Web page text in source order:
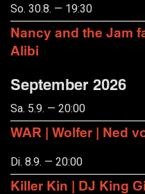
So. 30.8. — 19:30
Nancy and the Jam
Alibi
September 2026
Sa. 5.9. — 20:00
WAR | Wolfer | Ned
Di. 8.9. — 20:00
Killer Kin | DJ King